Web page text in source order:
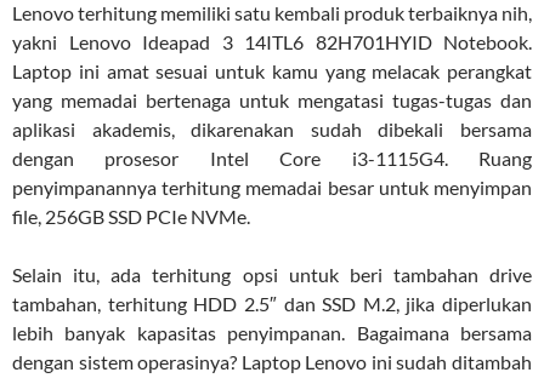
Lenovo terhitung memiliki satu kembali produk terbaiknya nih,
yakni Lenovo Ideapad 3 14ITL6 82H701HYID Notebook.
Laptop ini amat sesuai untuk kamu yang melacak perangkat
yang memadai bertenaga untuk mengatasi tugas-tugas dan
aplikasi akademis, dikarenakan sudah dibekali bersama
dengan prosesor Intel Core i3-1115G4. Ruang
penyimpanannya terhitung memadai besar untuk menyimpan
file, 256GB SSD PCIe NVMe.
Selain itu, ada terhitung opsi untuk beri tambahan drive
tambahan, terhitung HDD 2.5″ dan SSD M.2, jika diperlukan
lebih banyak kapasitas penyimpanan. Bagaimana bersama
dengan sistem operasinya? Laptop Lenovo ini sudah ditambah